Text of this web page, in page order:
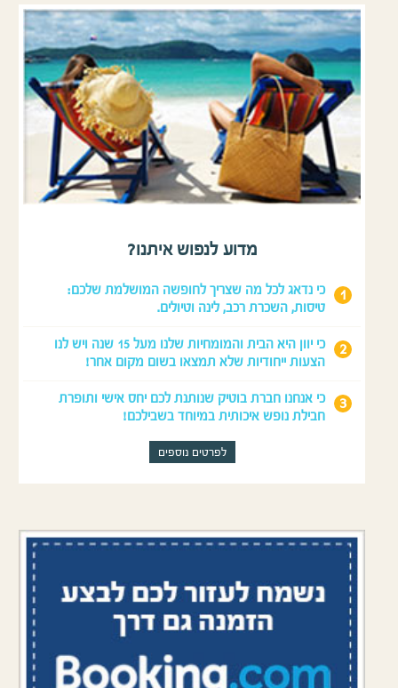
מדוע לנפוש איתנו?
כי נדאג לכל מה שצריך לחופשה המושלמת שלכם:
טיסות, השכרת רכב, לינה וטיולים.
כי יוון היא הבית והמומחיות שלנו מעל 15 שנה ויש לנו
הצעות ייחודיות שלא תמצאו בשום מקום אחר!
כי אנחנו חברת בוטיק שנותנת לכם יחס אישי ותופרת
חבילת נופש איכותית במיוחד בשבילכם!
לפרטים נוספים